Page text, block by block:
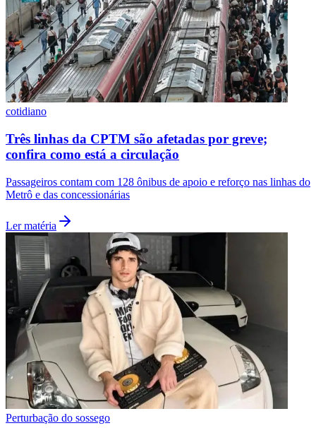
Fluminense
Vasco
cotidiano
Três linhas da CPTM são afetadas por greve;
confira como está a circulação
Passageiros contam com 128 ônibus de apoio e reforço nas linhas do
Metrô e das concessionárias
Ler matéria
Perturbação do sossego